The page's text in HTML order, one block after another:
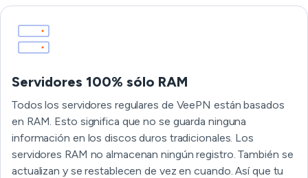
Servidores 100% sólo RAM
Todos los servidores regulares de VeePN están basados
en RAM. Esto significa que no se guarda ninguna
información en los discos duros tradicionales. Los
servidores RAM no almacenan ningún registro. También se
actualizan y se restablecen de vez en cuando. Así que tu